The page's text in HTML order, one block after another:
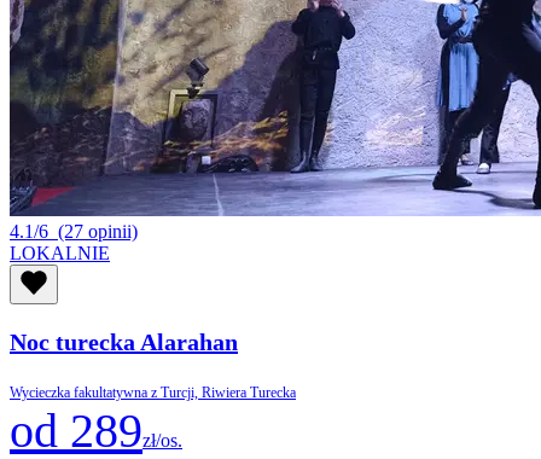
4.1/6 (27 opinii)
LOKALNIE
Noc turecka Alarahan
Wycieczka fakultatywna z Turcji, Riwiera Turecka
od 289zł/os.